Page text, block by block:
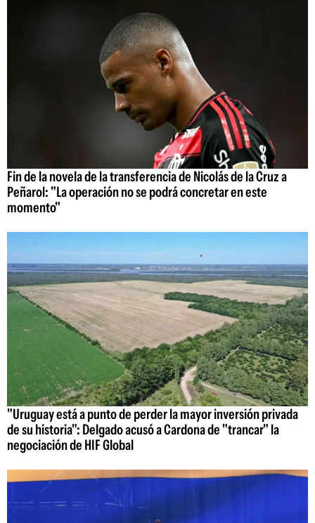
Fin de la novela de la transferencia de Nicolás de la Cruz a
Peñarol: "La operación no se podrá concretar en este
momento"
"Uruguay está a punto de perder la mayor inversión privada
de su historia": Delgado acusó a Cardona de "trancar" la
negociación de HIF Global